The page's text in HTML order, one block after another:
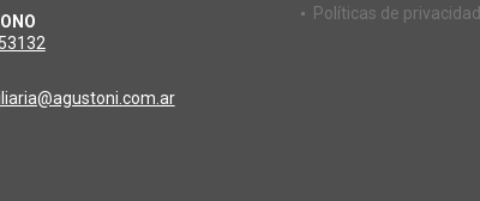
Políticas de privacidad